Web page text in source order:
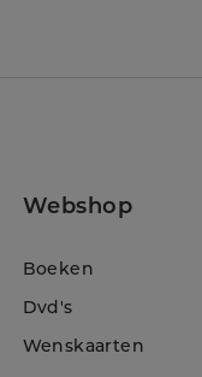
Webshop
Boeken
Dvd's
Wenskaarten